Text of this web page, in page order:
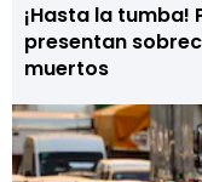
¡Hasta la tumba!
presentan
muertos